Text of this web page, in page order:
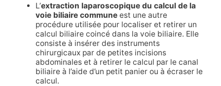
L’extraction laparoscopique du calcul de la
voie biliaire communeest une autre
procédure utilisée pour localiser et retirer un
calcul biliaire coincé dans la voie biliaire. Elle
consiste à insérer des instruments
chirurgicaux par de petites incisions
abdominales et à retirer le calcul par le canal
biliaire à l’aide d’un petit panier ou à écraser le
calcul.